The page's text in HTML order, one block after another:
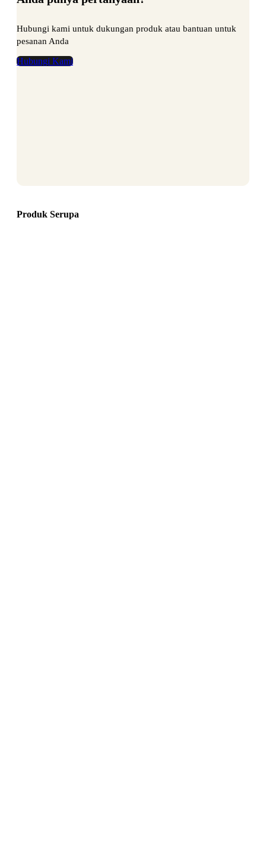
Hubungi kami untuk dukungan produk atau bantuan untuk
pesanan Anda
Hubungi Kami
Produk Serupa